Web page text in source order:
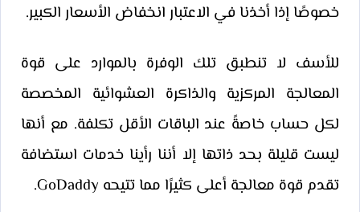
خصوصًا إذا أخذنا في الاعتبار انخفاض الأسعار الكبير.
للأسف لا تنطبق تلك الوفرة بالموارد على قوة
المعالجة المركزية والذاكرة العشوائية المخصصة
لكل حساب خاصةً عند الباقات الأقل تكلفة. مع أنها
ليست قليلة بحد ذاتها إلا أننا رأينا خدمات استضافة
تقدم قوة معالجة أعلى كثيرًا مما تتيحه GoDaddy.